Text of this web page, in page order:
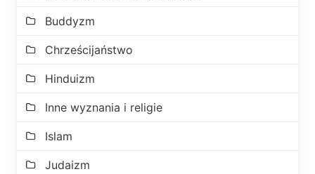
Buddyzm
Chrześcijaństwo
Hinduizm
Inne wyznania i religie
Islam
Judaizm